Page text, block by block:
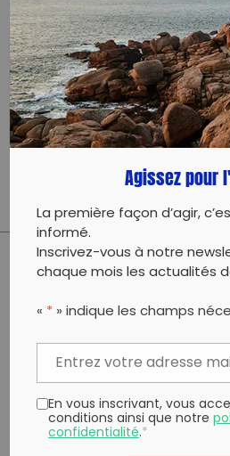
0764694886
Évènement proposé par
CIETM
PARTAGER CET ARTICLE:
Copy to clipboard
Agissez pour
La première façon d’agir,
informé.
Inscrivez-vous à notre
chaque mois les actualités
« * » indique les champs
En vous inscrivant, vous
conditions ainsi que notre
confidentialité.*